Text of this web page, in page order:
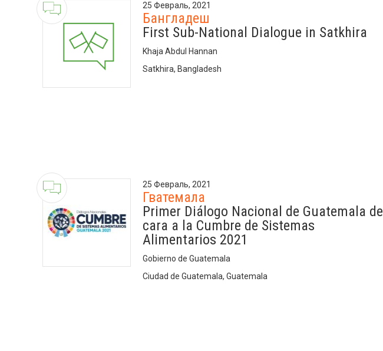
25 Февраль, 2021
Бангладеш
First Sub-National Dialogue in Satkhira
Khaja Abdul Hannan
Satkhira, Bangladesh
25 Февраль, 2021
Гватемала
Primer Diálogo Nacional de Guatemala de
cara a la Cumbre de Sistemas
Alimentarios 2021
Gobierno de Guatemala
Ciudad de Guatemala, Guatemala